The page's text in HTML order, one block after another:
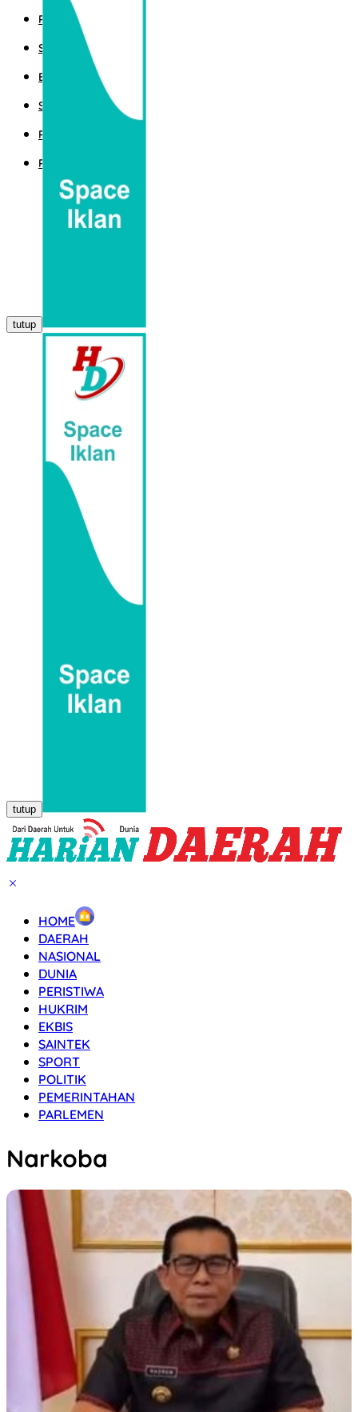
POLITIK
SPORT
EKBIS
SAINTEK
PEMERINTAHAN
PARLEMEN
tutup
tutup
HOME
DAERAH
NASIONAL
DUNIA
PERISTIWA
HUKRIM
EKBIS
SAINTEK
SPORT
POLITIK
PEMERINTAHAN
PARLEMEN
Narkoba